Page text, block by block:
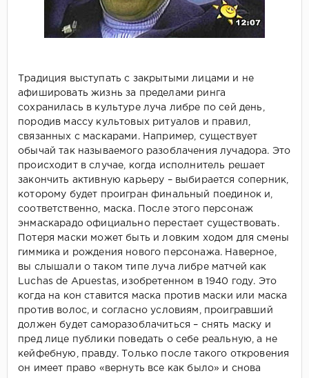
Традиция выступать с закрытыми лицами и не
афишировать жизнь за пределами ринга
сохранилась в культуре луча либре по сей день,
породив массу культовых ритуалов и правил,
связанных с маскарами. Например, существует
обычай так называемого разоблачения лучадора. Это
происходит в случае, когда исполнитель решает
закончить активную карьеру – выбирается соперник,
которому будет проигран финальный поединок и,
соответственно, маска. После этого персонаж
энмаскарадо официально перестает существовать.
Потеря маски может быть и ловким ходом для смены
гиммика и рождения нового персонажа. Наверное,
вы слышали о таком типе луча либре матчей как
Luchas de Apuestas, изобретенном в 1940 году. Это
когда на кон ставится маска против маски или маска
против волос, и согласно условиям, проигравший
должен будет саморазоблачиться – снять маску и
пред лице публики поведать о себе реальную, а не
кейфебную, правду. Только после такого откровения
он имеет право «вернуть все как было» и снова